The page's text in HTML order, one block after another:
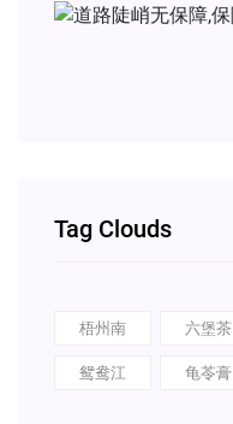
Tag Clouds
梧州南 六堡茶
鸳鸯江 龟苓膏